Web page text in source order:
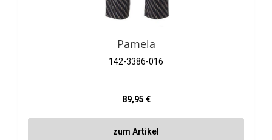
Pamela
142-3386-016
Regulärer Preis:
89,95 €
zum Artikel